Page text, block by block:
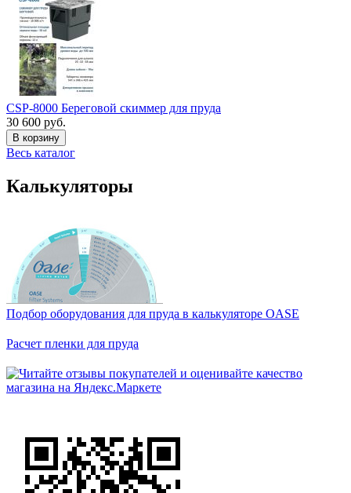
CSP-8000 Береговой скиммер для пруда
30 600 руб.
В корзину
Весь каталог
Калькуляторы
Подбор оборудования для пруда в калькуляторе OASE
Расчет пленки для пруда